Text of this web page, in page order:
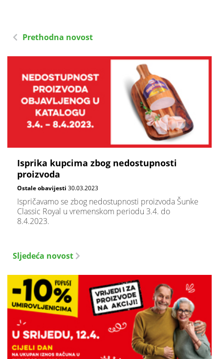
Prethodna novost
Isprika kupcima zbog nedostupnosti
proizvoda
Ostale obavijesti 30.03.2023
Ispričavamo se zbog nedostupnosti proizvoda Šunke
Classic Royal u vremenskom periodu 3.4. do
8.4.2023.
Sljedeća novost